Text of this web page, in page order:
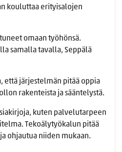
kouluttaa erityisalojen
omaan työhönsä.
samalla tavalla, Seppälä
että järjestelmän pitää oppia
rakenteista ja sääntelystä.
kuten palvelutarpeen
Tekoälytyökalun pitää
ohjautua niiden mukaan.